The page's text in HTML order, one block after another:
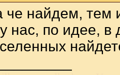
че найдем,
нас, по идее,